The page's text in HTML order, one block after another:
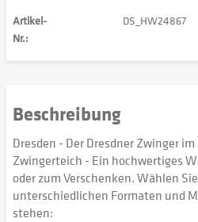
Artikel-
Nr.:
DS_HW24867
Beschreibung
Dresden - Der Dresdner Zwinger
Zwingerteich - Ein hochwertiges
oder zum Verschenken. Wählen
unterschiedlichen Formaten und
stehen: